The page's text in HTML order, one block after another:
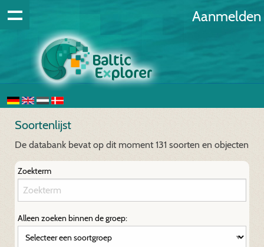
Aanmelden
Soortenlijst
De databank bevat op dit moment 131 soorten en objecten
Zoekterm
Alleen zoeken binnen de groep: